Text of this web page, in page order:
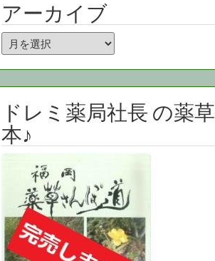
アーカイブ
ア
ー
カ
イ
ドレミ薬局社長 の薬草
本♪